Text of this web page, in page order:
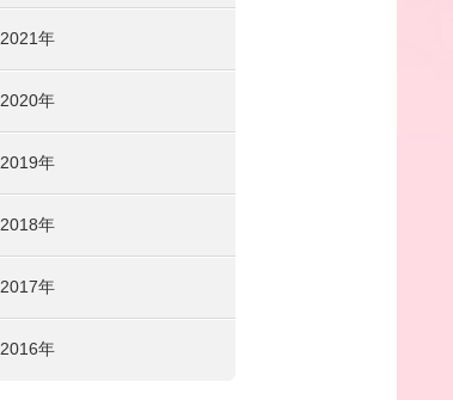
2021年
2020年
2019年
2018年
2017年
2016年